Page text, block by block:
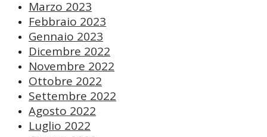
Marzo 2023
Febbraio 2023
Gennaio 2023
Dicembre 2022
Novembre 2022
Ottobre 2022
Settembre 2022
Agosto 2022
Luglio 2022